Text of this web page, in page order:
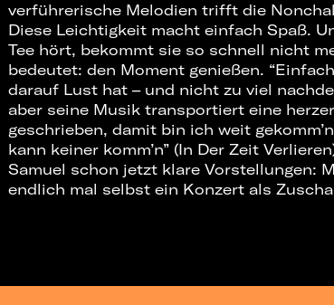
verführerische Melodien trifft die
Diese Leichtigkeit macht einfach Spaß.
Tee hört, bekommt sie so schnell nicht
bedeutet: den Moment genießen.
darauf Lust hat – und nicht zu viel
aber seine Musik transportiert eine
geschrieben, damit bin ich weit
kann keiner komm’n” (In Der Zeit
Samuel schon jetzt klare Vorstellungen:
endlich mal selbst ein Konzert als